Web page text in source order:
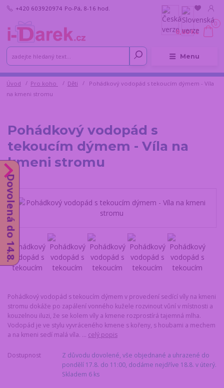
Menu
+420 603920974 Po-Pá, 8-16 hod.
0
0,00 Kč
Úvod Pro koho Děti
Pohádkový vodopád s tekoucím dýmem - Víla
na kmeni stromu
Pohádkový vodopád s
tekoucím dýmem - Víla na
kmeni stromu
Pohádkový vodopád s tekoucím dýmem v provedení sedící víly na kmeni
stromu dokáže po zapálení vonného kužele rozvinout vůní v místnosti a
kouzelnou iluzi, že se kolem víly a kmene rozprostírá tajemná mlha.
Vodopád je ve stylu vyvráceného kmene s kořeny, s houbami a mechem
a na kmeni sedí malá víla. ... celý popis
Dostupnost
Z důvodu dovolené, vše objednané a uhrazené do
pondělí 17.8. do 11:00, dodáme nejdříve 18.8. v úterý.
Skladem 6 ks
Dovolená do 14.8.